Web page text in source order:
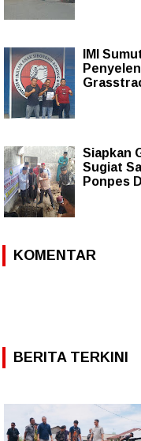
IMI
Siapkan
Sugiat
Ponpes
KOMENTAR
BERITA TERKINI